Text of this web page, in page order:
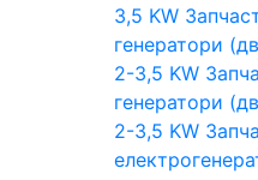
3,5 KW
генератори
2-3,5 KW
генератори
2-3,5 KW